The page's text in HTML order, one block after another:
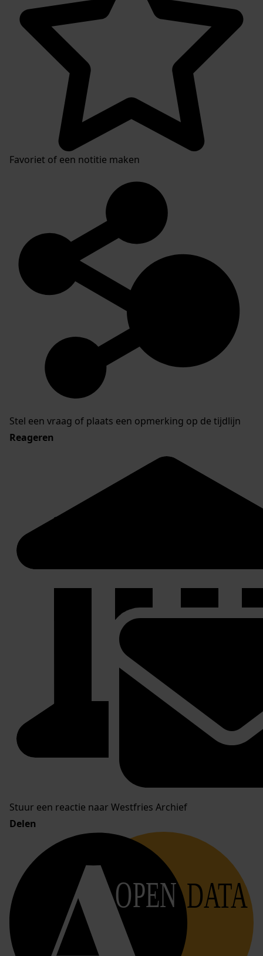
Favoriet of een notitie maken
Stel een vraag of plaats een opmerking op de tijdlijn
Reageren
Stuur een reactie naar Westfries Archief
Delen
OPEN DATA